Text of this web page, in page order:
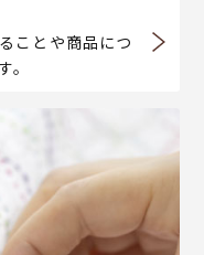
ことや商品につ